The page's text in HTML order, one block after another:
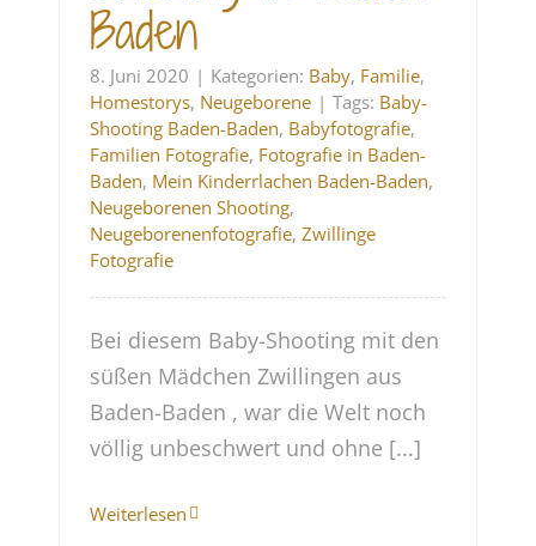
Baden
8. Juni 2020 | Kategorien: Baby, Familie,
Homestorys, Neugeborene | Tags: Baby-
Shooting Baden-Baden, Babyfotografie,
Familien Fotografie, Fotografie in Baden-
Baden, Mein Kinderrlachen Baden-Baden,
Neugeborenen Shooting,
Neugeborenenfotografie,Zwillinge
Fotografie
Bei diesem Baby-Shooting mit den
süßen Mädchen Zwillingen aus
Baden-Baden , war die Welt noch
völlig unbeschwert und ohne [...]
Weiterlesen